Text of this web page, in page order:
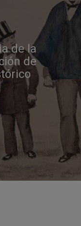
de la
de